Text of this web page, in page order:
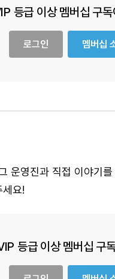
등급 이상 멤버십 구
로그인 멤버십
운영진과 직접 이야기
요!
등급 이상 멤버십 구